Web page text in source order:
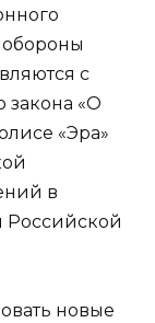
обороны
с
закона «О
«Эра»
в
Российской
новые